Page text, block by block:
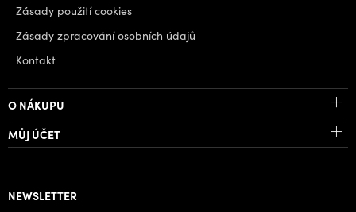
Zásady použití cookies
Zásady zpracování osobních údajů
Kontakt
O NÁKUPU
MŮJ ÚČET
NEWSLETTER